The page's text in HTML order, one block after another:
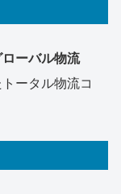
ローバル物流
ータル物流コ